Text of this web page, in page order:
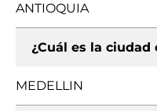
ANTIOQUIA
¿Cuál es la ciudad
MEDELLIN